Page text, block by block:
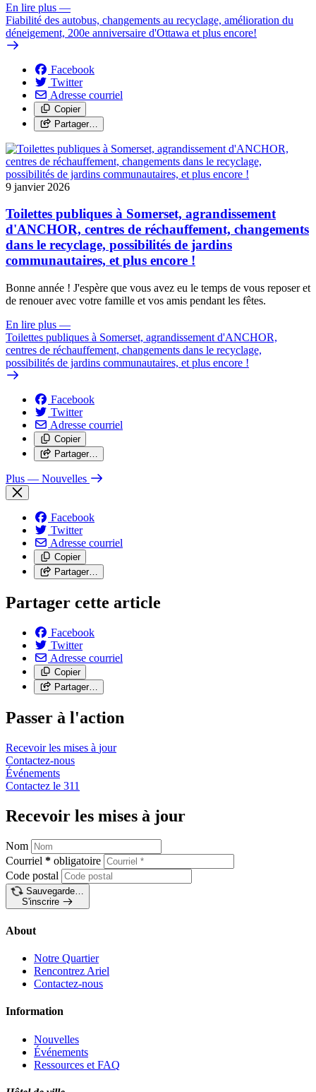
En lire plus —
Fiabilité des autobus, changements au recyclage, amélioration du
déneigement, 200e anniversaire d'Ottawa et plus encore!
Facebook
Twitter
Adresse courriel
Copier
Partager…
9 janvier 2026
Toilettes publiques à Somerset, agrandissement
d'ANCHOR, centres de réchauffement, changements
dans le recyclage, possibilités de jardins
communautaires, et plus encore !
Bonne année ! J'espère que vous avez eu le temps de vous reposer et
de renouer avec votre famille et vos amis pendant les fêtes.
En lire plus —
Toilettes publiques à Somerset, agrandissement d'ANCHOR,
centres de réchauffement, changements dans le recyclage,
possibilités de jardins communautaires, et plus encore !
Facebook
Twitter
Adresse courriel
Copier
Partager…
Plus — Nouvelles
Facebook
Twitter
Adresse courriel
Copier
Partager…
Partager cette article
Facebook
Twitter
Adresse courriel
Copier
Partager…
Passer à l'action
Recevoir les mises à jour
Contactez-nous
Événements
Contactez le 311
Recevoir les mises à jour
Nom
Courriel * obligatoire
Code postal
Sauvegarde…
S'inscrire
About
Notre Quartier
Rencontrez Ariel
Contactez-nous
Information
Nouvelles
Événements
Ressources et FAQ